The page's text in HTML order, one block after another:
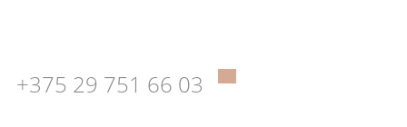
+375 29 751 66 03